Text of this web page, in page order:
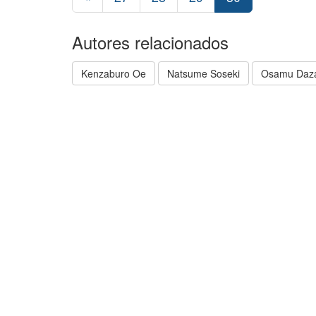
Autores relacionados
Kenzaburo Oe Natsume Soseki Osamu